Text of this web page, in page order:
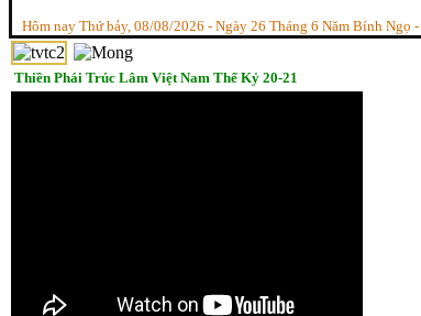
Hôm nay Thứ bảy, 08/08/2026 - Ngày 26 Tháng 6 Năm Bính Ngọ
Thiền Phái Trúc Lâm Việt Nam Thế Kỷ 20-21